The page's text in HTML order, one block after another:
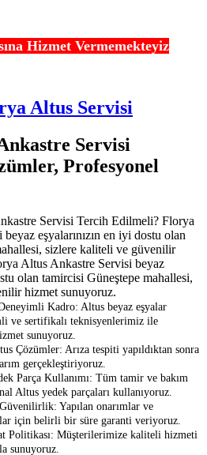
Hizmet Vermemekteyiz
Altus Servisi
Servisi
Profesyonel
Servisi Tercih Edilmeli? Florya
eşyalarınızın en iyi dostu olan
sizlere kaliteli ve güvenilir
Altus Ankastre Servisi beyaz
olan tamircisi Güneştepe mahallesi,
hizmet sunuyoruz.
Kadro: Altus beyaz eşyalar
ve sertifikalı teknisyenlerimiz ile
sunuyoruz.
Çözümler: Arıza tespiti yapıldıktan sonra
gerçekleştiriyoruz.
Parça Kullanımı: Tüm tamir ve bakım
Altus yedek parçaları kullanıyoruz.
Yapılan onarımlar ve
için belirli bir süre garanti veriyoruz.
Politikası: Müşterilerimize kaliteli hizmeti
sunuyoruz.